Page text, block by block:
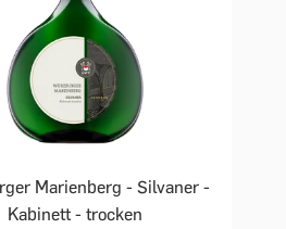
Marienberg - Silvaner -
Kabinett - trocken